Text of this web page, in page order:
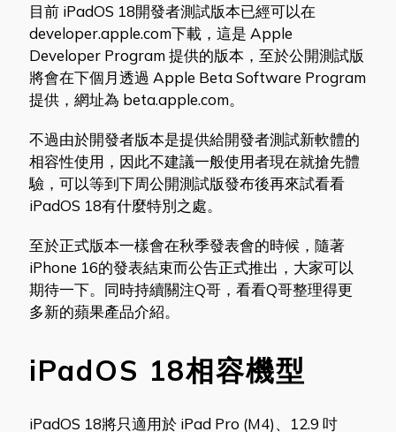
目前 iPadOS 18開發者測試版本已經可以在
developer.apple.com下載，這是 Apple
Developer Program 提供的版本，至於公開測試版
將會在下個月透過 Apple Beta Software Program
提供，網址為 beta.apple.com。
不過由於開發者版本是提供給開發者測試新軟體的
相容性使用，因此不建議一般使用者現在就搶先體
驗，可以等到下周公開測試版發布後再來試看看
iPadOS 18有什麼特別之處。
至於正式版本一樣會在秋季發表會的時候，隨著
iPhone 16的發表結束而公告正式推出，大家可以
期待一下。同時持續關注Q哥，看看Q哥整理得更
多新的蘋果產品介紹。
iPadOS 18相容機型
iPadOS 18將只適用於 iPad Pro (M4)、12.9 吋